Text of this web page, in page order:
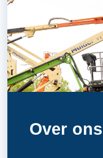
Over ons